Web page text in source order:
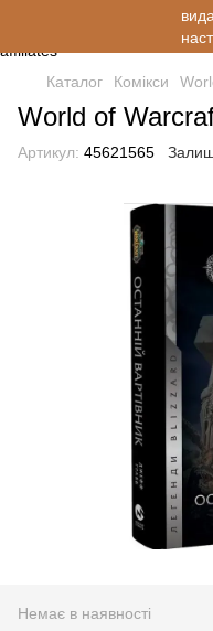
Каталог Комікси
World of
Артикул: 45621565
Немає в наявності